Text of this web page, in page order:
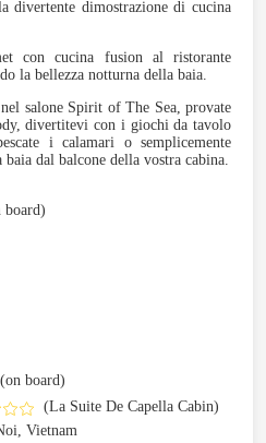
divertente dimostrazione di cucina
con cucina fusion al ristorante
la bellezza notturna della baia.
salone Spirit of The Sea, provate
divertitevi con i giochi da tavolo
i calamari o semplicemente
dal balcone della vostra cabina.
board)
board)
(La Suite De Capella Cabin)
Vietnam